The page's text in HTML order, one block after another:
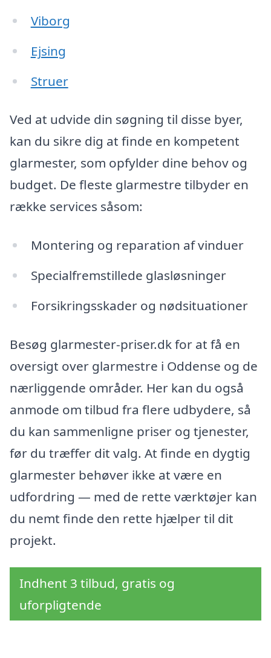
Viborg
Ejsing
Struer
Ved at udvide din søgning til disse byer,
kan du sikre dig at finde en kompetent
glarmester, som opfylder dine behov og
budget. De fleste glarmestre tilbyder en
række services såsom:
Montering og reparation af vinduer
Specialfremstillede glasløsninger
Forsikringsskader og nødsituationer
Besøg glarmester-priser.dk for at få en
oversigt over glarmestre i Oddense og de
nærliggende områder. Her kan du også
anmode om tilbud fra flere udbydere, så
du kan sammenligne priser og tjenester,
før du træffer dit valg. At finde en dygtig
glarmester behøver ikke at være en
udfordring — med de rette værktøjer kan
du nemt finde den rette hjælper til dit
projekt.
Indhent 3 tilbud, gratis og
uforpligtende